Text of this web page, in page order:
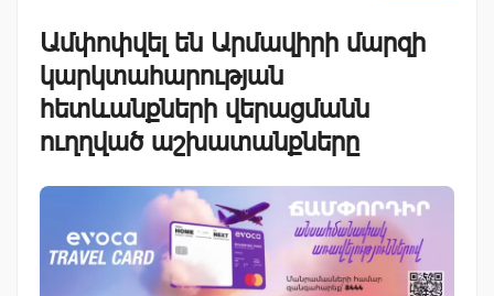
Ամփոփվել են Արմավիրի մարզի
կարկտահարության
հետևանքների վերացմանն
ուղղված աշխատանքները